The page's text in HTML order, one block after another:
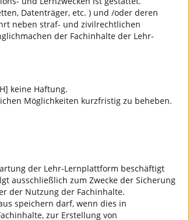
Datenträger, etc. ) und /oder deren
neben straf- und zivilrechtlichen
der Fachinhalte der Lehr-
keine Haftung.
Möglichkeiten kurzfristig zu beheben.
der Lehr-Lernplattform beschäftigt
ausschließlich zum Zwecke der Sicherung
der Nutzung der Fachinhalte.
speichern darf, wenn dies in
zur Erstellung von